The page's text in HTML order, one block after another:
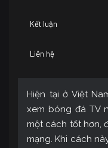
Kết luận
Liên hệ
Hiện tại ở Việt
xem bóng đá TV
một cách tốt hơn,
mạng. Khi cách